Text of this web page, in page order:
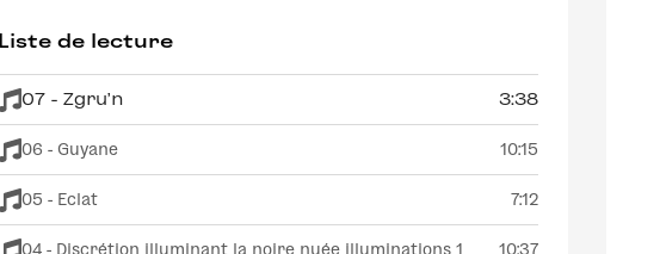
Liste de lecture
07 - Zgru'n 3:38
06 - Guyane 10:15
05 - Eclat 7:12
04 - Discrétion illuminant la noire nuée illuminations 1 10:37